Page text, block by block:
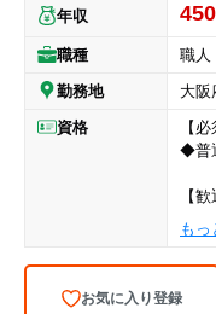
年収
職種
職人
勤務地
大阪
資格
【
◆普
【
◆第
【歓
もっ
お気に入り登録